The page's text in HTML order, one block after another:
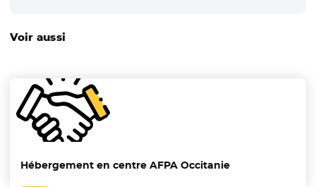
Voir aussi
Hébergement en centre AFPA Occitanie